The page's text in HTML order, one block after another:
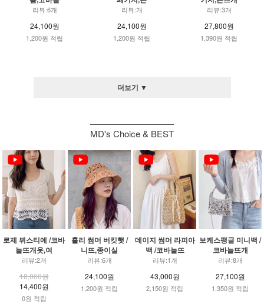
리뷰:6개
24,100원
1,200원 적립
리뷰:개
24,100원
1,200원 적립
리뷰:3개
27,800원
1,390원 적립
더보기 ▼
MD's Choice & BEST
로제 뷔스티에 /코바
늘뜨개옷,여
리뷰:2개
18,000원
14,400원
0원 적립
홀리 썸머 버킷햇 /
니뜨,종이실
리뷰:6개
24,100원
1,200원 적립
데이지 썸머 라피아
백 /코바늘뜨
리뷰:1개
43,000원
2,150원 적립
보케스팽글 미니백 /
코바늘뜨개
리뷰:8개
27,100원
1,350원 적립